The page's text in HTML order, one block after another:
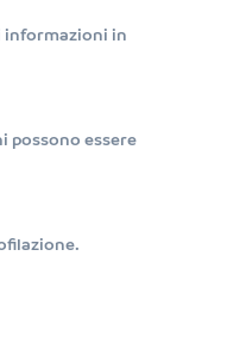
informazioni in
possono essere